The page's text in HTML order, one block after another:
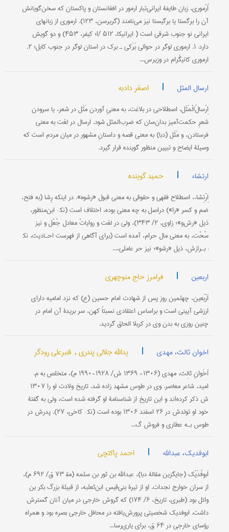
اُرْموری، زبان طایفۀ ایرانی‌تبار ارمور در افغانستان و پاکستان که سخن‌گویانش
آن را برگستا یا برگیستا نیز می‌نامند (گریرسن، ۱۲۳). ارموری از زبانهای
ایرانی نو جنوب شرقی است ( ایرانیکا، I/ ۵۱۲؛ کیفر، ۴۵۳) و دو گویش
دارد: ۱. ارموری لوگر در حوالی بَرَکی ـ برک در استان لوگر در جنوب کابل؛ ۲.
ارموری کانیگُرام در وزیرس...
ارسال المثل | اصغر دادبه
اِرْسالُ‌الْمَثَل، اصطلاحی در بلاغت، به معنیِ آوردن مَثَل در شعر، یا سرودن
شعرِ حکمت‌آمیز بدان‌سان که ضرب‌المثل شود. ارسال در لغت به معنی
فرستادن، و مَثَل (دبا) به معنی قصه و داستانِ مشهور در میان مردم است که
وسیلۀ ایضاح و تبیین منظور گوینده قرار گیرد.
ارتشاء | حمید گوینده
اِرْتِشاء، اصطلاح فقهی و حقوقی به معنی قبول «رشوه». در اینکه رِشا (به فتح،
ضم و کسر «را») دراصل به چه معنی بوده، اختلاف است (نک‍ : ابن‌منظور،
ذیل «رش‌و»؛ زاوی، ۲/ ۳۴۳)، ولی در لغت و روایاتْ معادل جُعْل و نیز
سُحْت، به معنی مال حرام، آمده است (برای آگاهی از فهرست احـادیث، نک‍
: بـرازش، ذیل «رشو»؛ نیز حر عاملی،...
اربعین | فرامرز حاج منوچهری
اَرْبَعین، چهلمین روز پس از شهادت امام حسین (ع) که نزد امامیه دارای
ارزشی آیینی ‌است و بر‌اساس اعتقادی نسبتاً کهن، سر بریدۀ آن امام در
چنین روزی به بدن وی در کربلا الحاق گردید.
اخوان ثالث، مهدی | یدالله جلالی پندری , قنبرعلی رودگر
اَخَوانِ ثالِث، مهدی‌ (۱۳۰۶- ۱۳۶۹ ش‌/ ۱۹۲۸-۱۹۹۰ م‌)، متخلص‌ به‌ م‌.
امید، شاعر معاصر. وی‌ در طوس‌ مشهد زاده‌ شد. تاریخ‌ ولادت‌ او را ۱۳۰۷
ش‌ ذكر كرده‌اند و این‌ تاریخ‌ از شناسنامۀ او گرفته‌ شده‌ است‌، ولی‌ به‌ گفتۀ
خود او تولدش‌ در ۲۶ اسفند ۱۳۰۶ بوده‌ است‌ (نك‍ : كاخی‌، ۲۷). پدرش در
طوس‌ بـه‌ عطاری‌ و فروش‌ گ...
ابوفدیک، عبدالله | احمد پاکتچی
اَبوفُدَیْک (جایگزین مقالۀ دبا)، عبدالله بن ثور بن سلمه (مق‍ ۷۳ ق/ ۶۹۲ م)،
از سران خوارج نجدات. او از تیرۀ بنی‌قیس ابن‌ثعلبه، از قبیلۀ بزرگ بکر بن
وائل بود (طبری، تاریخ، ۶/ ۱۷۴) که گروش خارجی در میان آنان گسترش
داشت. ابوفدیک شخصیتی پرورش‌یافته در محافل خارجی بصره بود و همراه
رؤسای خارجی در ۶۴ ق، برای یاری‌رسا...